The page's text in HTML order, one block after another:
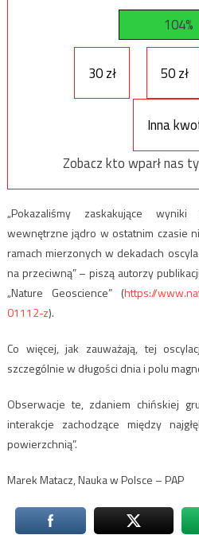
104%
30 zł 50 zł
Inna
Zobacz kto wparł nas
„Pokazaliśmy zaskakujące
wewnętrzne jądro w ostatnim czasie
ramach mierzonych w dekadach
na przeciwną” – piszą autorzy
„Nature Geoscience” (https://
01112-z).
Co więcej, jak zauważają, tej
szczególnie w długości dnia i polu
Obserwacje te, zdaniem chińskiej
interakcje zachodzące między
powierzchnią”.
Marek Matacz, Nauka w Polsce – PAP